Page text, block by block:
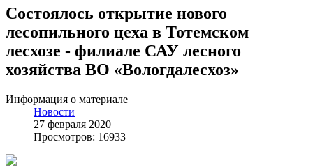
Состоялось открытие нового
лесопильного цеха в Тотемском
лесхозе - филиале САУ лесного
хозяйства ВО «Вологдалесхоз»
Информация о материале
Новости
27 февраля 2020
Просмотров: 16933